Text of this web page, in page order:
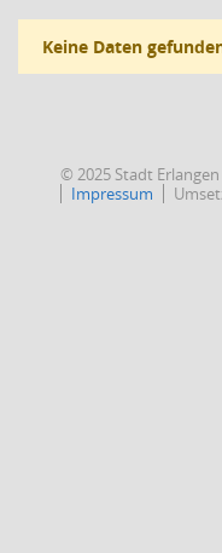
Keine Daten
© 2025 Stadt Erlangen
Impressum